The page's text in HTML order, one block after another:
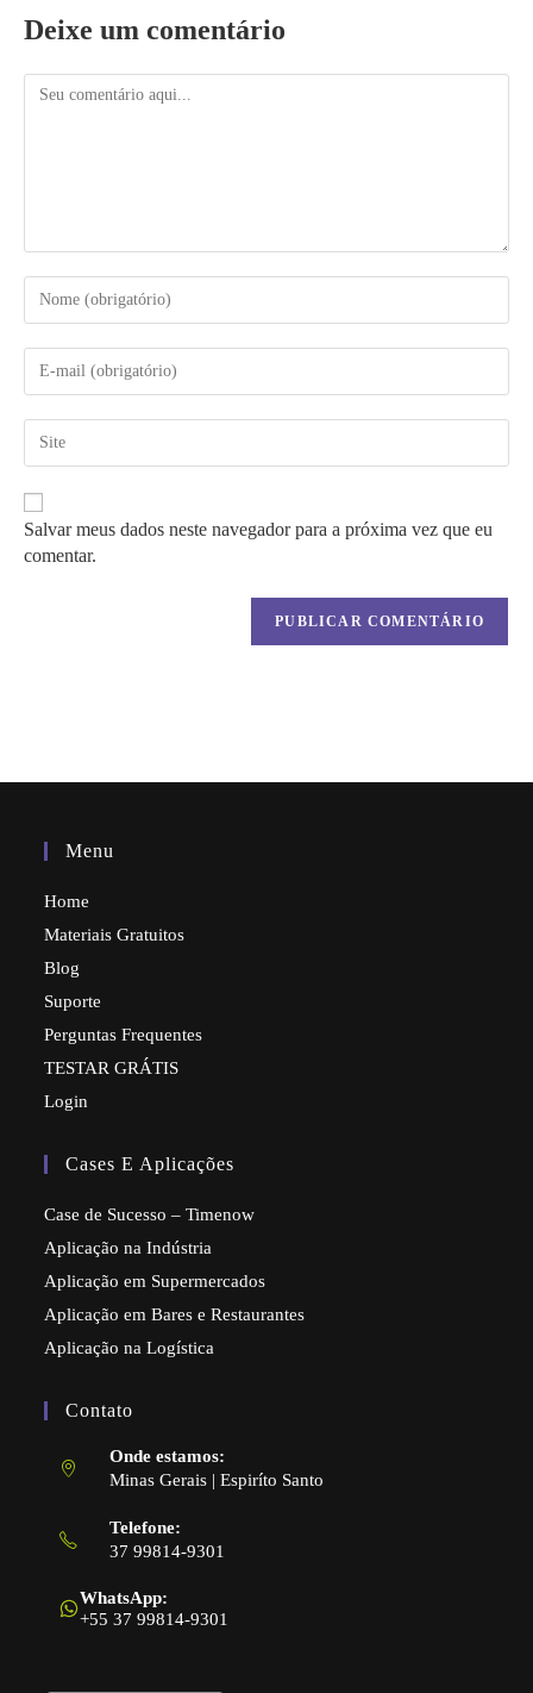
Deixe um comentário
seu
ou
nome
de
usuário
para
comentar
seu
de
mail
para
comentar
do
seu
site
(opcional)
Salvar meus dados neste navegador para a próxima vez que eu
comentar.
Menu
Home
Materiais Gratuitos
Blog
Suporte
Perguntas Frequentes
TESTAR GRÁTIS
Login
Cases E Aplicações
Case de Sucesso – Timenow
Aplicação na Indústria
Aplicação em Supermercados
Aplicação em Bares e Restaurantes
Aplicação na Logística
Contato
Onde estamos:
Minas Gerais | Espiríto Santo
Telefone:
37 99814-9301
seu
aplicativo
WhatsApp:
+55 37 99814-9301